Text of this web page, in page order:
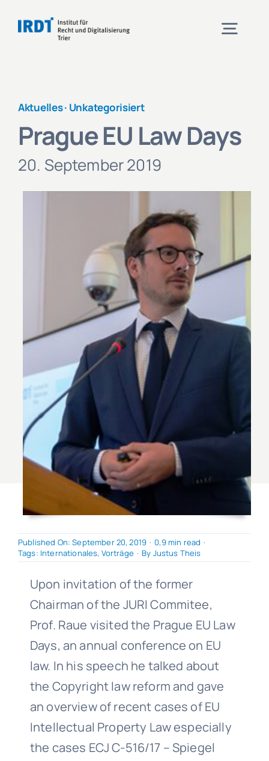
Inhalt
Veranstaltungen
Projekte
Aktuelles
Kontakt und Anfahrt
Aktuelles · Unkategorisiert
Prague EU Law Days
20. September 2019
Published On: September 20, 2019 · 0,9 min read ·
Tags: Internationales, Vorträge · By Justus Theis
Upon invitation of the former
Chairman of the JURI Commitee,
Prof. Raue visited the Prague EU Law
Days, an annual conference on EU
law. In his speech he talked about
the Copyright law reform and gave
an overview of recent cases of EU
Intellectual Property Law especially
the cases ECJ C-516/17 – Spiegel